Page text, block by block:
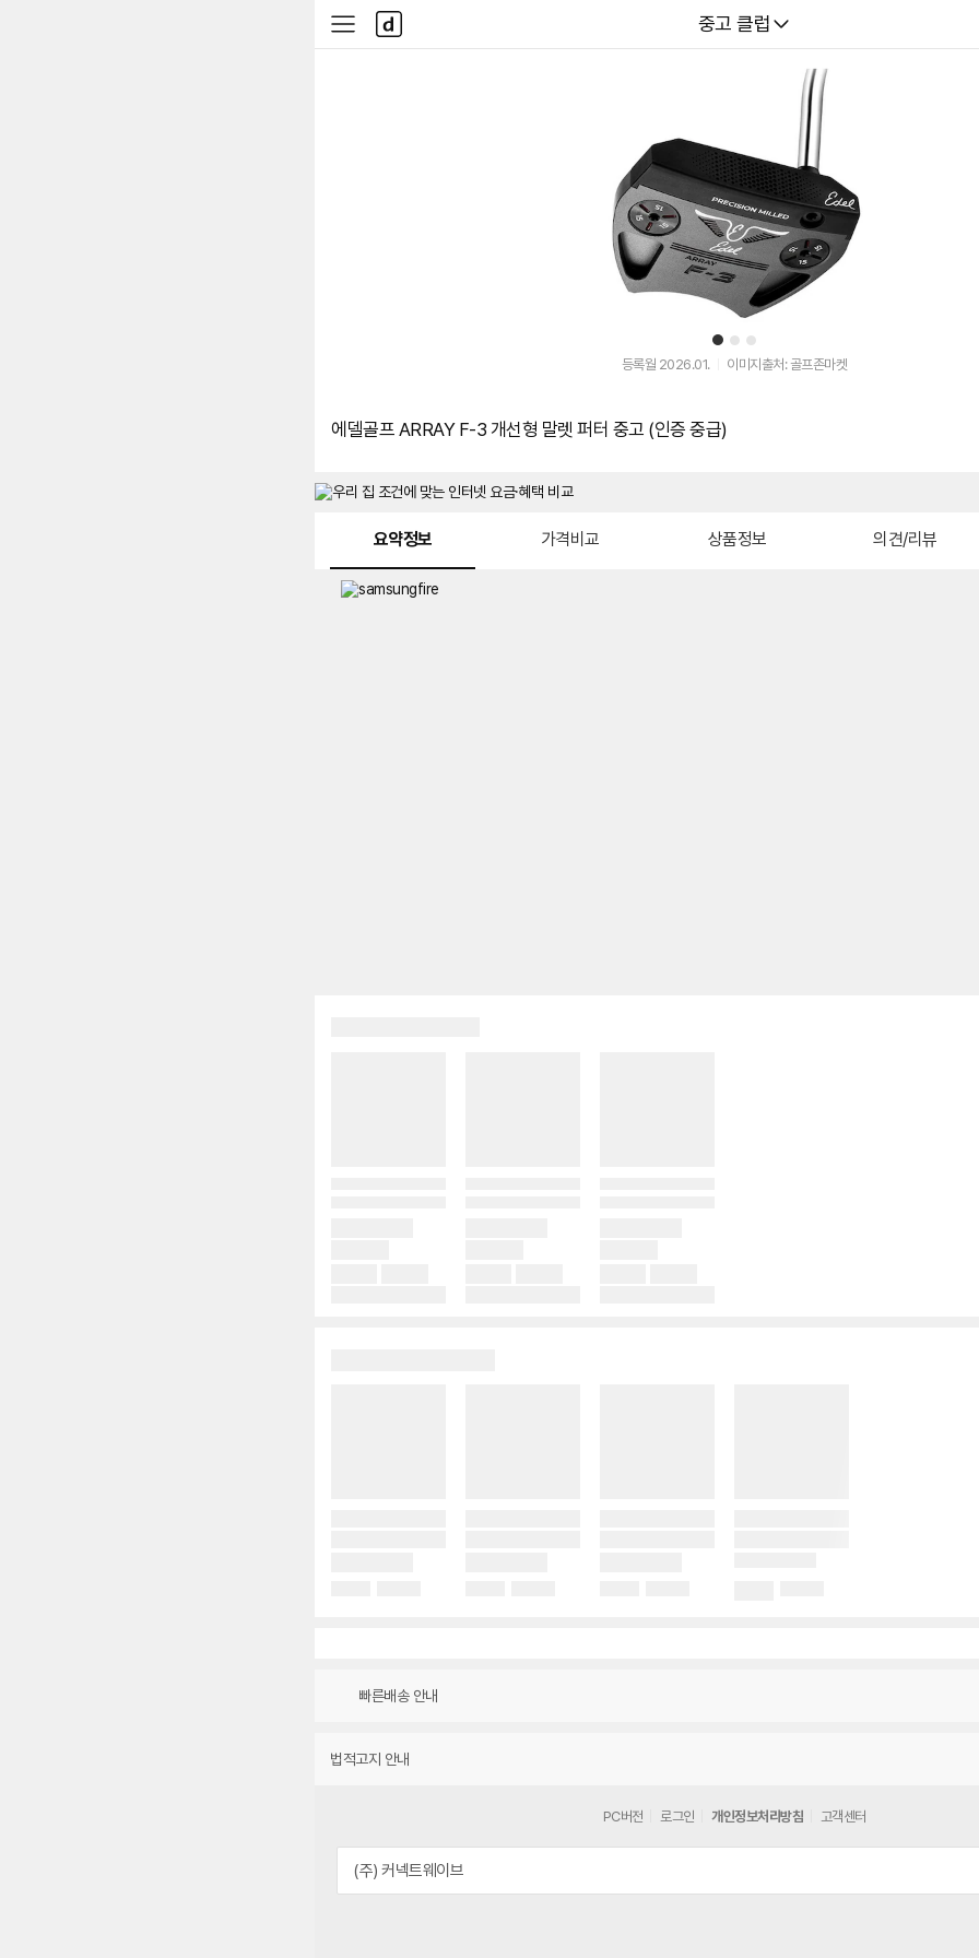
다나와
중고 클럽
사
이
다
나
와
1 2 3
등록월 2026.01. 이미지출처: 골프존마켓
에델골프 ARRAY F-3 개선형 말렛 퍼터 중고 (인증 중급)
요약정보 가격비교 상품정보 의견/리뷰
빠른배송 안내
법적고지 안내
PC버전 로그인 개인정보처리방침 고객센터
(주) 커넥트웨이브